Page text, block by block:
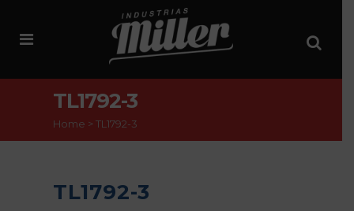
TL1792-3
Home >TL1792-3
TL1792-3